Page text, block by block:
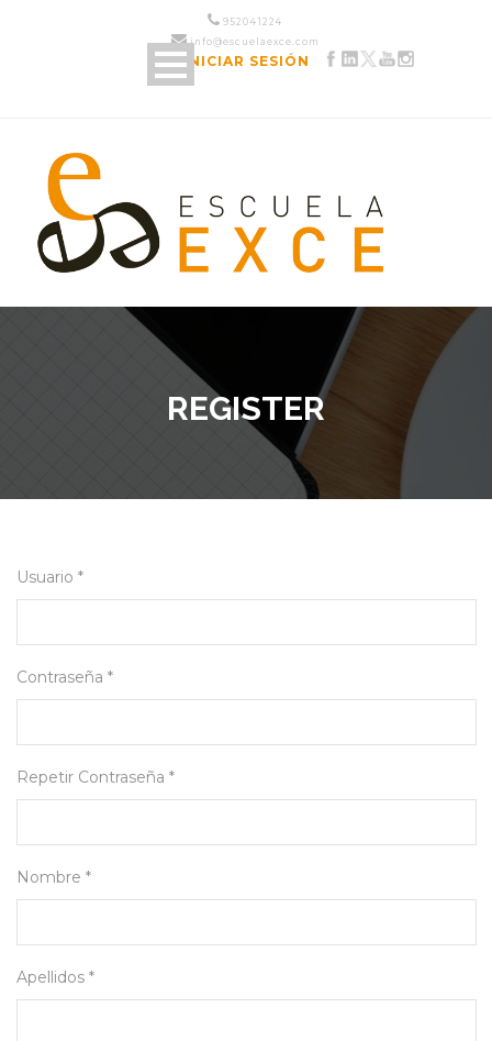
952 04 12 24
info@escuelaexce.com
INICIAR SESIÓN
REGISTER
Usuario *
Contraseña *
Repetir Contraseña *
Nombre *
Apellidos *